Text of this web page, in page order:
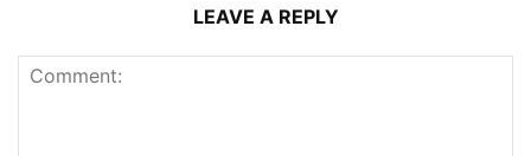
LEAVE A REPLY